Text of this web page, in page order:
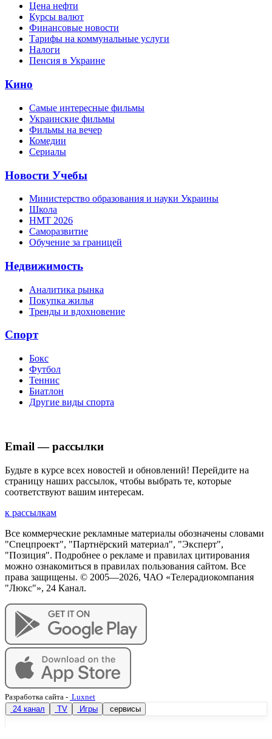
Цена нефти
Курсы валют
Финансовые новости
Тарифы на коммунальные услуги
Налоги
Пенсия в Украине
Кино
Самые интересные фильмы
Украинские фильмы
Фильмы на вечер
Комедии
Сериалы
Новости Учебы
Министерство образования и науки Украины
Школа
НМТ 2026
Саморазвитие
Обучение за границей
Недвижимость
Аналитика рынка
Покупка жилья
Тренды и вдохновение
Спорт
Бокс
Футбол
Теннис
Биатлон
Другие виды спорта
Email — рассылки
Будьте в курсе всех новостей и обновлений! Перейдите на
страницу наших рассылок, чтобы выбрать те, которые
соответствуют вашим интересам.
к рассылкам
Все коммерческие рекламные материалы обозначены словами
"Спецпроект", "Партнёрский материал", "Эксперт",
"Позиция". Подробнее о рекламе и правилах цитирования
можно ознакомиться в правилах пользования сайтом. Все
права защищены. © 2005—2026, ЧАО «Телерадиокомпания
"Люкс"», 24 Канал.
Разработка сайта - Luxnet
24 канал
TV Игры сервисы